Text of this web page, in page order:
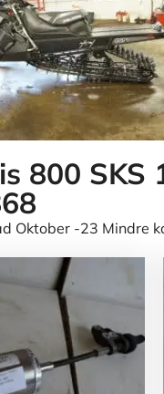
800 SKS
Oktober -23 Mindre